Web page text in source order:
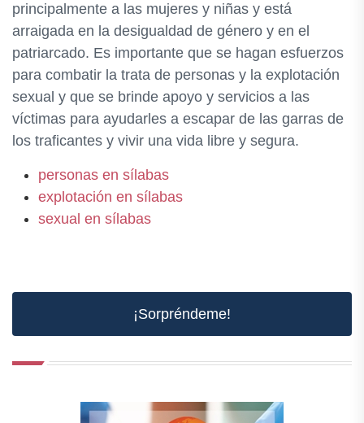
principalmente a las mujeres y niñas y está
arraigada en la desigualdad de género y en el
patriarcado. Es importante que se hagan esfuerzos
para combatir la trata de personas y la explotación
sexual y que se brinde apoyo y servicios a las
víctimas para ayudarles a escapar de las garras de
los traficantes y vivir una vida libre y segura.
personas en sílabas
explotación en sílabas
sexual en sílabas
¡Sorpréndeme!